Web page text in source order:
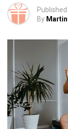
Published
By Martin